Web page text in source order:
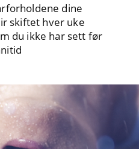
dine
skiftet hver uke
du ikke har sett før